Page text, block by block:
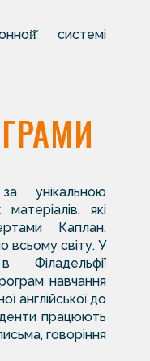
системі
унікальною
які
Каплан,
всьому світу. У
Філадельфії
навчання
англійської до
працюють
говоріння